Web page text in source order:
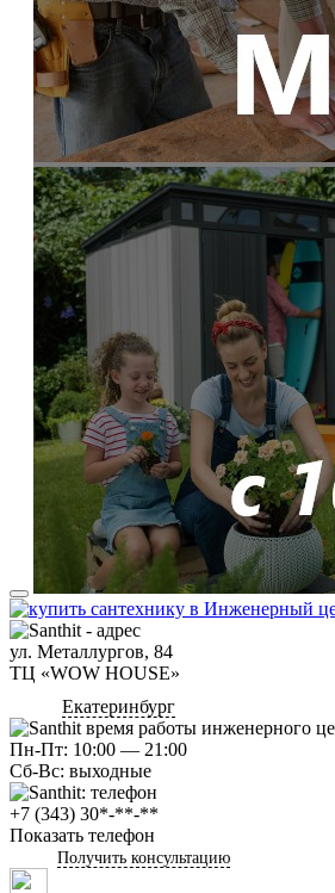
ул. Металлургов, 84
ТЦ «WOW HOUSE»
Екатеринбург
Пн-Пт: 10:00 — 21:00
Сб-Вс: выходные
+7 (343) 30*-**-**
Показать телефон
Получить консультацию